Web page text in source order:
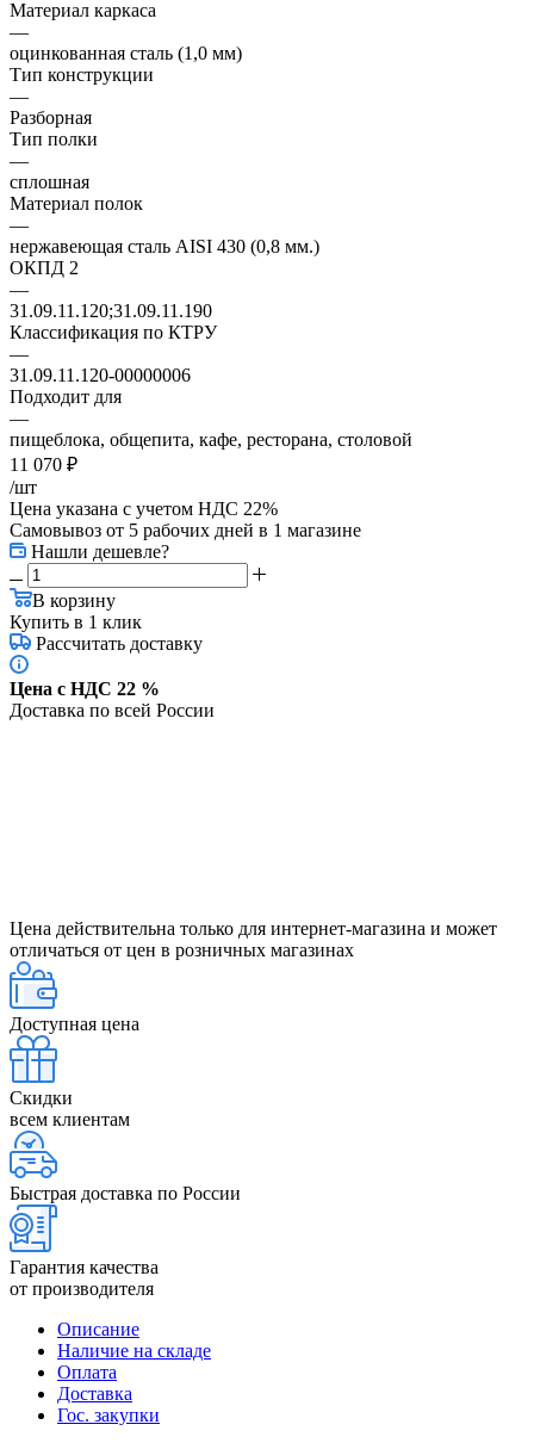
Материал каркаса
—
оцинкованная сталь (1,0 мм)
Тип конструкции
—
Разборная
Тип полки
—
сплошная
Материал полок
—
нержавеющая сталь AISI 430 (0,8 мм.)
ОКПД 2
—
31.09.11.120;31.09.11.190
Классификация по КТРУ
—
31.09.11.120-00000006
Подходит для
—
пищеблока, общепита, кафе, ресторана, столовой
11 070 ₽
/шт
Цена указана с учетом НДС 22%
Самовывоз от 5 рабочих дней в 1 магазине
Нашли дешевле?
В корзину
Купить в 1 клик
Рассчитать доставку
Цена с НДС 22 %
Доставка по всей России
Цена действительна только для интернет-магазина и может
отличаться от цен в розничных магазинах
Доступная цена
Скидки
всем клиентам
Быстрая доставка по России
Гарантия качества
от производителя
Описание
Наличие на складе
Оплата
Доставка
Гос. закупки